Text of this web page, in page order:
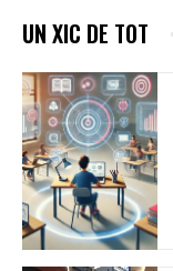
UN XIC DE TOT